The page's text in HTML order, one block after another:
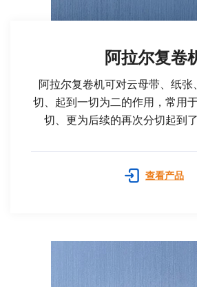
阿拉尔复卷
阿拉尔复卷机可对云母带、纸张
切、起到一切为二的作用，常用
切、更为后续的再次分切起到
查看产品